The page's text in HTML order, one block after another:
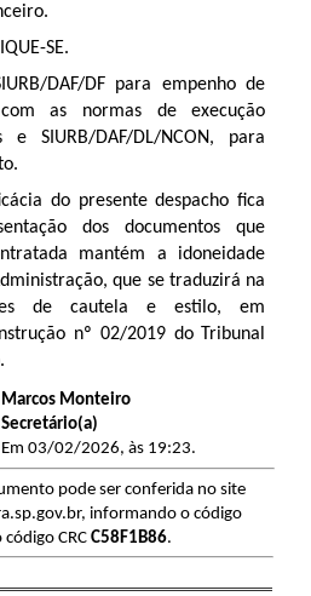
SE.
DAF/DF para empenho de
as normas de execução
SIURB/DAF/DL/NCON, para
do presente despacho fica
dos documentos que
mantém a idoneidade
que se traduzirá na
de cautela e estilo, em
nº 02/2019 do Tribunal
Marcos Monteiro
Secretário(a)
Em 03/02/2026, às 19:23.
pode ser conferida no site
informando o código
CRCC58F1B86.